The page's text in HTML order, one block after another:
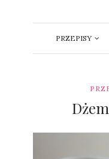
PRZEPISY